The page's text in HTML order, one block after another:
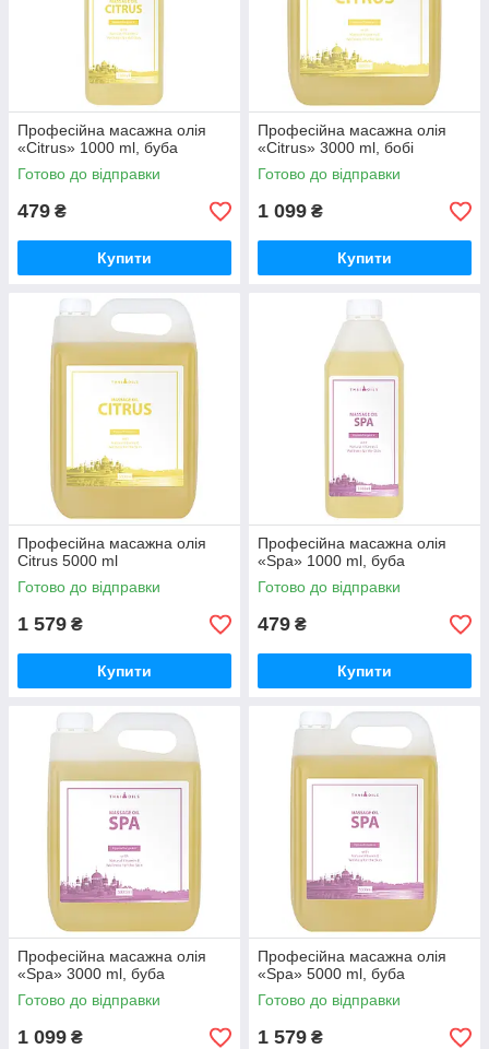
Професійна масажна олія
«Citrus» 1000 ml, буба
Готово до відправки
479 ₴
Купити
Професійна масажна олія
«Citrus» 3000 ml, бобі
Готово до відправки
1 099 ₴
Купити
Професійна масажна олія
Citrus 5000 ml
Готово до відправки
1 579 ₴
Купити
Професійна масажна олія
«Spa» 1000 ml, буба
Готово до відправки
479 ₴
Купити
Професійна масажна олія
«Spa» 3000 ml, буба
Готово до відправки
1 099 ₴
Професійна масажна олія
«Spa» 5000 ml, буба
Готово до відправки
1 579 ₴